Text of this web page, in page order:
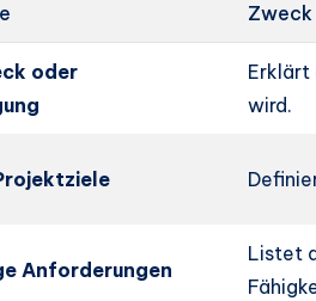
Zweck
oder
Erklärt
wird.
Anforderungen
Listet